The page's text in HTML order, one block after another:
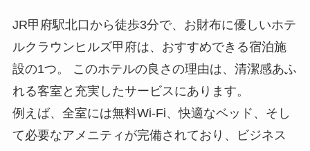
JR甲府駅北口から徒歩3分で、お財布に優しいホテ
ルクラウンヒルズ甲府は、おすすめできる宿泊施
設の1つ。 このホテルの良さの理由は、清潔感あふ
れる客室と充実したサービスにあります。
例えば、全室には無料Wi-Fi、快適なベッド、そし
て必要なアメニティが完備されており、ビジネス